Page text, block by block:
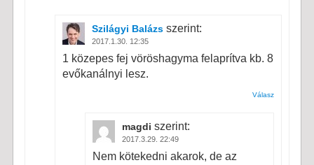
Szilágyi Balázs szerint:
2017.1.30. 12:35
1 közepes fej vöröshagyma felaprítva kb. 8
evőkanálnyi lesz.
Válasz
magdi szerint:
2017.3.29. 22:49
Nem kötekedni akarok, de az